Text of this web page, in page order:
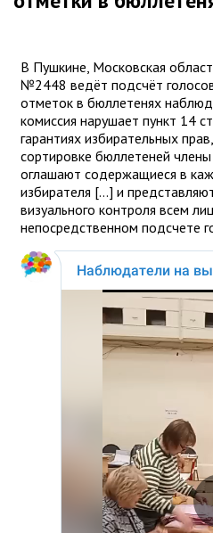
В Пушкине, Московская
№2448 ведёт подсчёт
отметок в бюллетенях
комиссия нарушает пункт 14
гарантиях избирательных
сортировке бюллетеней
оглашают содержащиеся в
избирателя […] и
визуального контроля всем
непосредственном подсчете